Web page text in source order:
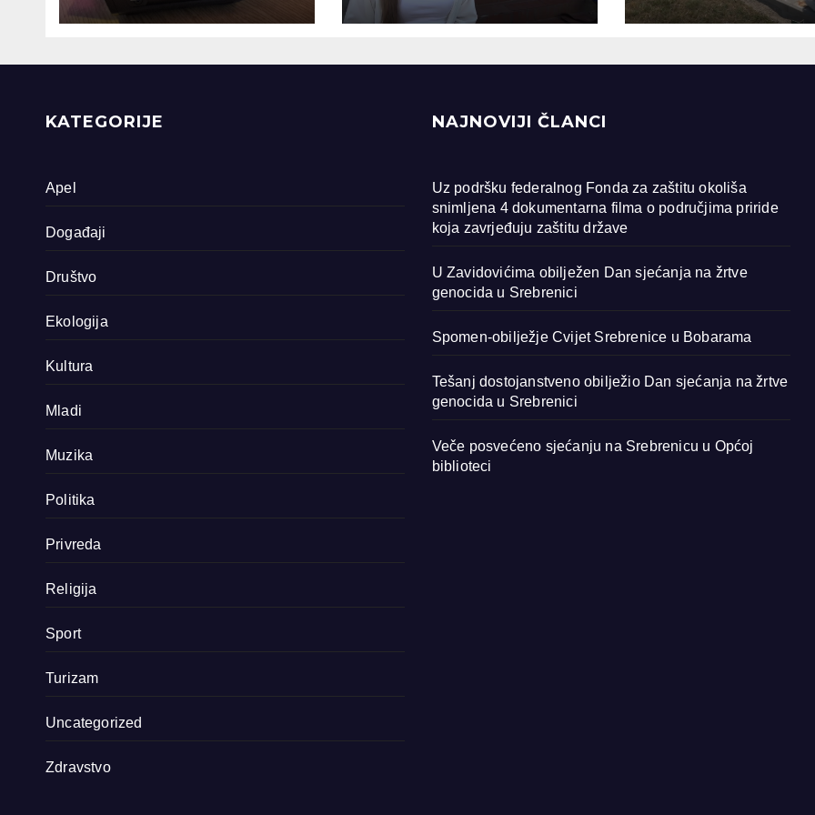
dokumentarna
priride koja
države
Srebrenici
KATEGORIJE
Apel
Događaji
Društvo
Ekologija
Kultura
Mladi
Muzika
Politika
Privreda
Religija
Sport
Turizam
Uncategorized
Zdravstvo
NAJNOVIJI ČLANCI
Uz podršku federalnog Fonda za zaštitu okoliša
snimljena 4 dokumentarna filma o područjima priride
koja zavrjeđuju zaštitu države
U Zavidovićima obilježen Dan sjećanja na žrtve
genocida u Srebrenici
Spomen-obilježje Cvijet Srebrenice u Bobarama
Tešanj dostojanstveno obilježio Dan sjećanja na žrtve
genocida u Srebrenici
Veče posvećeno sjećanju na Srebrenicu u Općoj
biblioteci